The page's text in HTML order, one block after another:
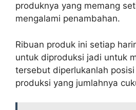
produknya yang memang
mengalami penambahan.
Ribuan produk ini setiap
untuk diproduksi jadi untuk
tersebut diperlukanlah
produksi yang jumlahnya